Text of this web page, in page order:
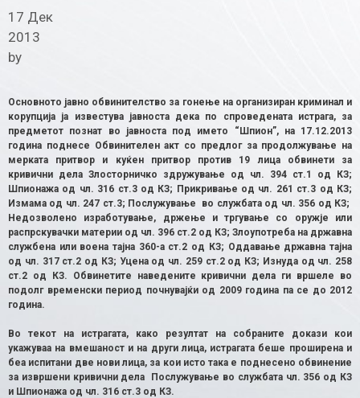
17 Дек
2013
by
Основното јавно обвинителство за гонење на организиран криминал и
корупција ја известува јавноста дека по спроведената истрага, за
предметот познат во јавноста под името “Шпион”, на 17.12.2013
година поднесе Обвинителен акт со предлог за продолжување на
мерката притвор и куќен притвор против 19 лица обвинети за
кривични дела Злосторничко здружување од чл. 394 ст.1 од КЗ;
Шпионажа од чл. 316 ст.3 од КЗ; Прикривање од чл. 261 ст.3 од КЗ;
Измама од чл. 247 ст.3; Послужување во службата од чл. 356 од КЗ;
Недозволено изработување, држење и тргување со оружје или
распрскувачки материи од чл. 396 ст.2 од КЗ; Злоупотреба на државна
службена или воена тајна 360-а ст.2 од КЗ; Оддавање државна тајна
од чл. 317 ст.2 од КЗ; Уцена од чл. 259 ст.2 од КЗ; Изнуда од чл. 258
ст.2 од КЗ. Обвинетите наведените кривични дела ги вршеле во
подолг временски период почнувајќи од 2009 година па се до 2012
година.
Во текот на истрагата, како резултат на собраните докази кои
укажуваа на вмешаност и на други лица, истрагата беше проширена и
беа испитани две нови лица, за кои исто така е поднесено обвинение
за извршени кривични дела Послужување во службата чл. 356 од КЗ
и Шпионажа од чл. 316 ст.3 од КЗ.